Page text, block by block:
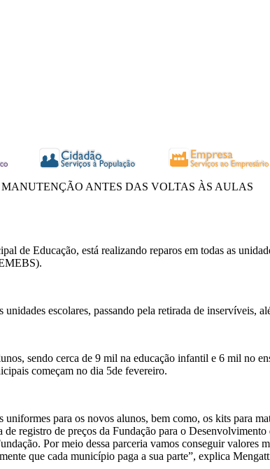
ANTES DAS VOLTAS ÀS AULAS
de Educação, está realizando reparos em todas as
escolares, passando pela retirada de inservíveis,
sendo cerca de 9 mil na educação infantil e 6 mil no
começam no dia 5de fevereiro.
para os novos alunos, bem como, os kits para
registro de preços da Fundação para o
Por meio dessa parceria vamos conseguir
que cada município paga a sua parte”, explica